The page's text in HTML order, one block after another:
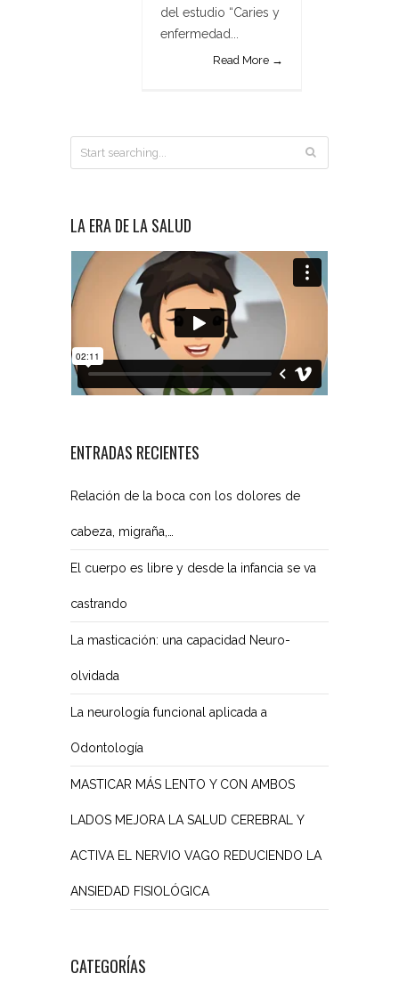
del estudio “Caries y
enfermedad...
Read More →
LA ERA DE LA SALUD
ENTRADAS RECIENTES
Relación de la boca con los dolores de
cabeza, migraña,…
El cuerpo es libre y desde la infancia se va
castrando
La masticación: una capacidad Neuro-
olvidada
La neurología funcional aplicada a
Odontología
MASTICAR MÁS LENTO Y CON AMBOS
LADOS MEJORA LA SALUD CEREBRAL Y
ACTIVA EL NERVIO VAGO REDUCIENDO LA
ANSIEDAD FISIOLÓGICA
CATEGORÍAS